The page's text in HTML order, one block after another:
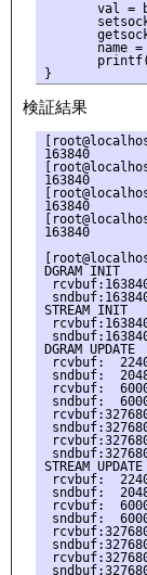
val =
name =
検証結果
163840
163840
163840
163840
DGRAM INIT
STREAM INIT
DGRAM UPDATE
rcvbuf:
sndbuf:
rcvbuf:
sndbuf:
STREAM UPDATE
rcvbuf:
sndbuf:
rcvbuf:
sndbuf: